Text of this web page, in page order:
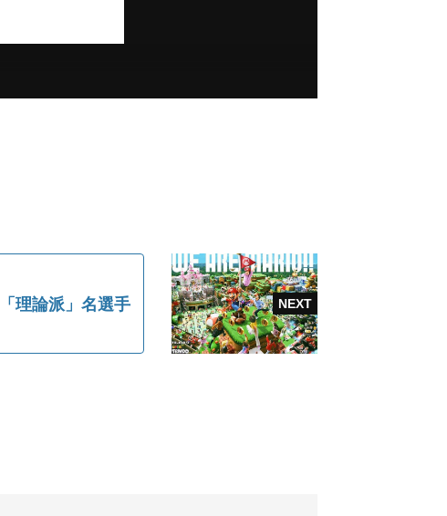
理論派」名選手